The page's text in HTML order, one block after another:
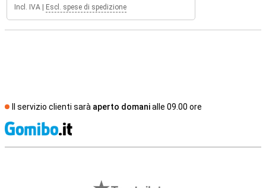
Incl. IVA Escl. spese di spedizione
Il servizio clienti sarà aperto domanialle 09.00 ore